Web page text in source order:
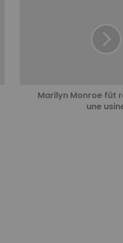
Marilyn Monroe fût
une